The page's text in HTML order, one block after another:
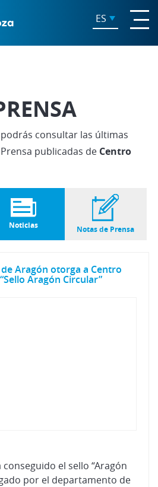
ES
consultar las últimas
publicadas de Centro
Noticias Notas de Prensa
Aragón otorga a Centro
Aragón Circular”
el sello “Aragón
por el departamento de